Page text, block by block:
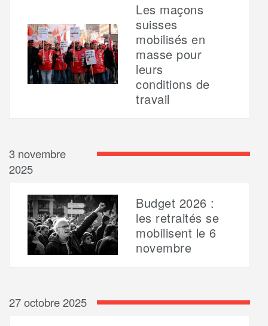
Les maçons
suisses
mobilisés en
masse pour
leurs
conditions de
travail
3 novembre
2025
Budget 2026 :
les retraités se
mobilisent le 6
novembre
27 octobre 2025